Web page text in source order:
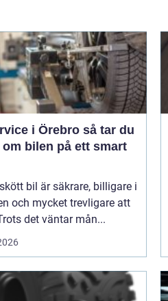
i Örebro så tar du
om bilen på ett smart
bil är säkrare, billigare i
och mycket trevligare att
det väntar mån...